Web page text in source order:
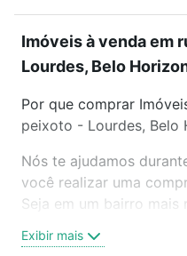
Imóveis à venda em
Lourdes, Belo
Por que comprar
peixoto - Lourdes, Belo
Nós te ajudamos
você realizar uma
Seja em um bairro
oferta ideal de Imóveis
Exibir mais